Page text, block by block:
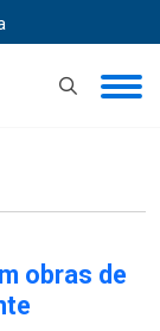
obras de